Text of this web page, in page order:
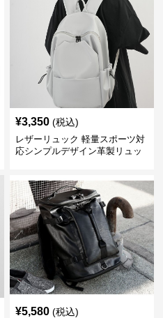
¥3,350 (税込)
レザーリュック 軽量スポーツ対
応シンプルデザイン革製リュッ
¥5,580 (税込)